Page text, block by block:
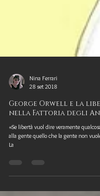
28 set 2018
George Orwell e la
nella Fattoria degli
«Se libertà vuol dire veramente
La